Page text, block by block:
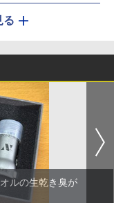
る
ルの生乾き臭が